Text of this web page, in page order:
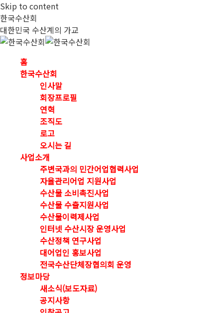
Skip to content
한국수산회
대한민국 수산계의 가교
홈
한국수산회
인사말
회장프로필
연혁
조직도
로고
오시는 길
사업소개
주변국과의 민간어업협력사업
자율관리어업 지원사업
수산물 소비촉진사업
수산물 수출지원사업
수산물이력제사업
인터넷 수산시장 운영사업
수산정책 연구사업
대어업인 홍보사업
전국수산단체장협의회 운영
정보마당
새소식(보도자료)
공지사항